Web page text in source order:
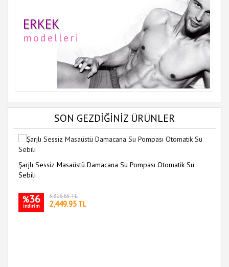
ERKEK
modelleri
SON GEZDİĞİNİZ ÜRÜNLER
Şarjlı Sessiz Masaüstü Damacana Su Pompası Otomatik Su
Sebili
%36
indirim
3,816.65 TL
2,449.95 TL